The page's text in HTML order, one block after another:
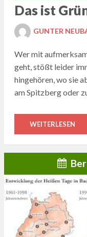
Das ist
GUNTER
Wer mit
geht, stößt leider
hingehören, wo sie
am Spitzberg oder
WEITERLESEN